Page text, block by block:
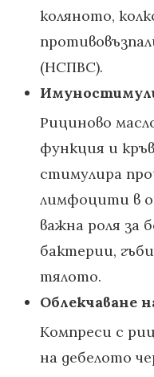
коляното,
(НСПВС).
Рициново
функция и
стимулира
лимфоцити в
важна роля за
бактерии,
тялото.
Облекчаване
Компреси с
на дебелото